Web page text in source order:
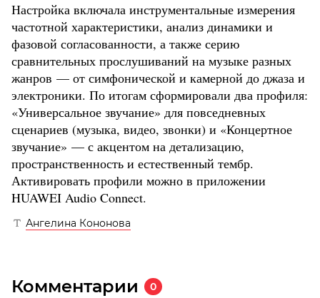
Настройка включала инструментальные измерения
частотной характеристики, анализ динамики и
фазовой согласованности, а также серию
сравнительных прослушиваний на музыке разных
жанров — от симфонической и камерной до джаза и
электроники. По итогам сформировали два профиля:
«Универсальное звучание» для повседневных
сценариев (музыка, видео, звонки) и «Концертное
звучание» — с акцентом на детализацию,
пространственность и естественный тембр.
Активировать профили можно в приложении
HUAWEI Audio Connect.
Ангелина Кононова
Комментарии 0